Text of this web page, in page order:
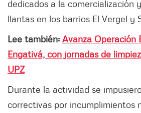
dedicados a la comercialización
llantas en los barrios El Vergel y
Lee también: Avanza Operación
Engativá, con jornadas de
UPZ
Durante la actividad se
correctivas por incumplimientos